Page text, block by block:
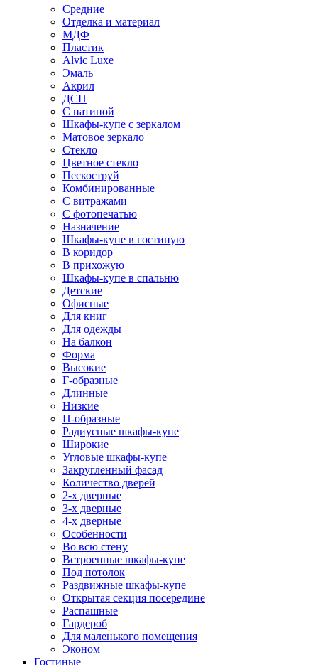
Средние
Отделка и материал
МДФ
Пластик
Alvic Luxe
Эмаль
Акрил
ДСП
С патиной
Шкафы-купе с зеркалом
Матовое зеркало
Стекло
Цветное стекло
Пескоструй
Комбинированные
С витражами
С фотопечатью
Назначение
Шкафы-купе в гостиную
В коридор
В прихожую
Шкафы-купе в спальню
Детские
Офисные
Для книг
Для одежды
На балкон
Форма
Высокие
Г-образные
Длинные
Низкие
П-образные
Радиусные шкафы-купе
Широкие
Угловые шкафы-купе
Закругленный фасад
Количество дверей
2-х дверные
3-х дверные
4-х дверные
Особенности
Во всю стену
Встроенные шкафы-купе
Под потолок
Раздвижные шкафы-купе
Открытая секция посередине
Распашные
Гардероб
Для маленького помещения
Эконом
Гостиные